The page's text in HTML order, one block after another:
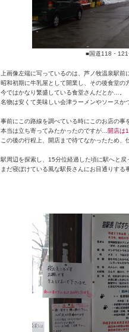
■国道118・121
上画像左端に写っているのは、芦ノ牧温泉駅前
昭和初期に牛乳屋として開業し、その後食堂の
今ではかなり繁盛している食堂さんだとか…。
名物は安くて美味しい会津ラーメンやソースか
事前にこの路線を調べている時にこのお店の事
本当は立ち寄ってみたかったのですが… 開店は
この後の行程上、開店まで待てなかったため、
駅周辺を探索し、15分位経過した頃に駅へと戻
まだ寝ぼけている風な駅長さんにお目通りする